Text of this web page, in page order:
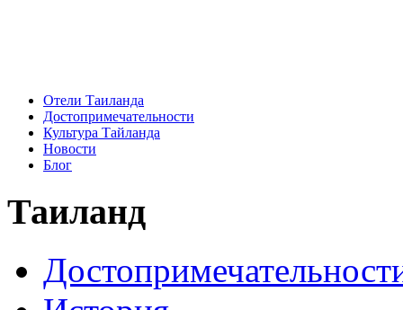
Отели Таиланда
Достопримечательности
Культура Тайланда
Новости
Блог
Таиланд